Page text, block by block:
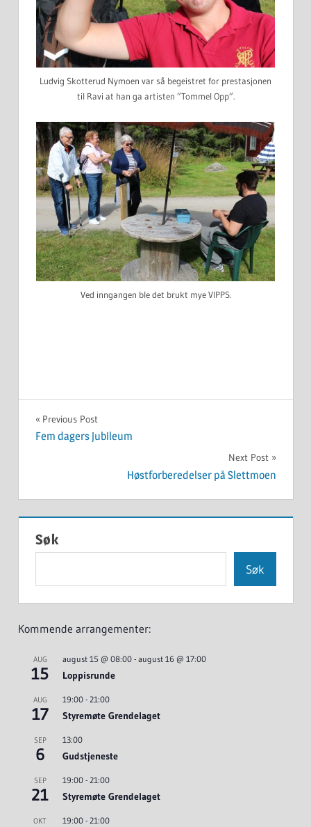
Ludvig Skotterud Nymoen var så begeistret for prestasjonen
til Ravi at han ga artisten ”Tommel Opp”.
Ved inngangen ble det brukt mye VIPPS.
UKATEGORISERT
Innleggsnavigasjon
Previous Post
Fem dagers jubileum
Next Post
Høstforberedelser på Slettmoen
Søk
Søk
Kommende arrangementer:
AUG
15
august 15 @ 08:00- august 16 @ 17:00
Loppisrunde
AUG
17
19:00- 21:00
Styremøte Grendelaget
SEP
6
13:00
Gudstjeneste
SEP
21
19:00- 21:00
Styremøte Grendelaget
OKT 19:00- 21:00